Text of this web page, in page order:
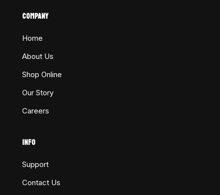
COMPANY
Home
About Us
Shop Online
Our Story
Careers
INFO
Support
Contact Us